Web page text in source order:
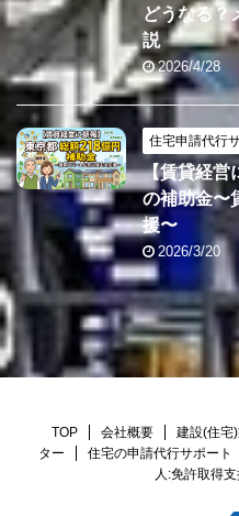
どうなる？
説
2026/4/28
住宅申請代行
【賃貸経営
の補助金〜
援〜
2026/3/20
TOP 会社概要 建設(住宅
ター
住宅の申請代行サポート
人:免許取得支